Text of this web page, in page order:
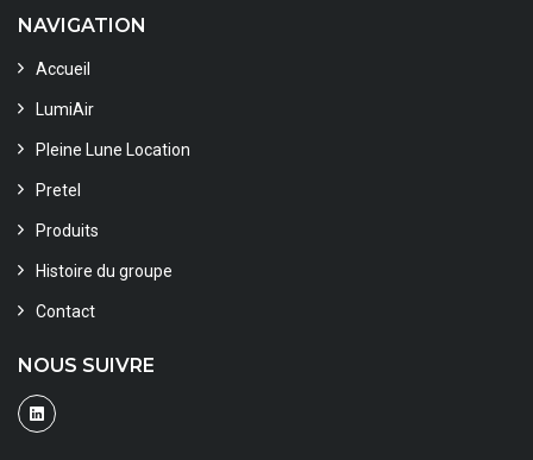
NAVIGATION
Accueil
LumiAir
Pleine Lune Location
Pretel
Produits
Histoire du groupe
Contact
NOUS SUIVRE